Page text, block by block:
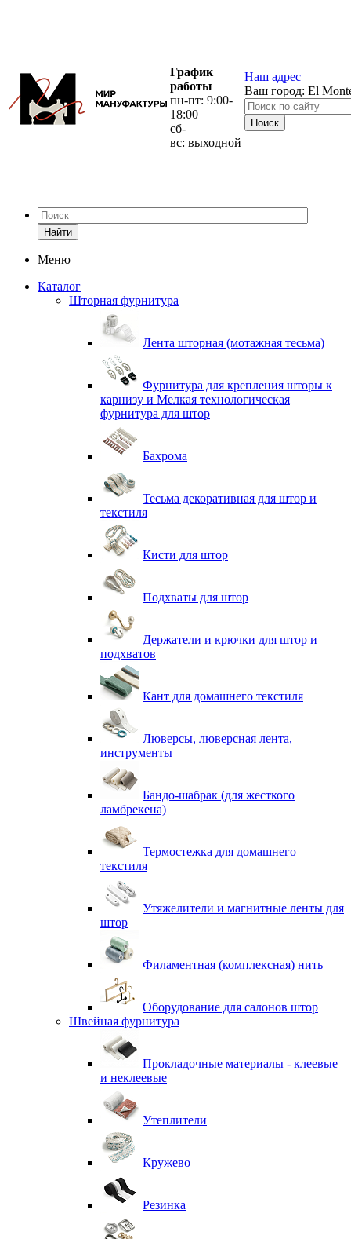
График
работы
пн-пт: 9:00-
18:00
сб-
вс: выходной
Наш адрес
Ваш город: El
Найти
Меню
Каталог
Шторная фурнитура
Лента шторная (мотажная тесьма)
Фурнитура для крепления шторы к
карнизу и Мелкая технологическая
фурнитура для штор
Бахрома
Тесьма декоративная для штор и
текстиля
Кисти для штор
Подхваты для штор
Держатели и крючки для штор и
подхватов
Кант для домашнего текстиля
Люверсы, люверсная лента,
инструменты
Бандо-шабрак (для жесткого
ламбрекена)
Термостежка для домашнего
текстиля
Утяжелители и магнитные ленты для
штор
Филаментная (комплексная) нить
Оборудование для салонов штор
Швейная фурнитура
Прокладочные материалы - клеевые
и неклеевые
Утеплители
Кружево
Резинка